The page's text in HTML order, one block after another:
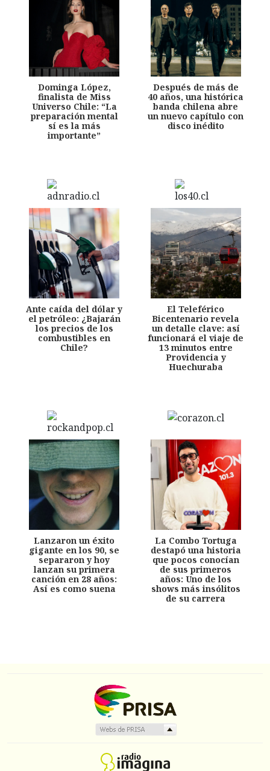
Dominga López,
finalista de Miss
Universo Chile: “La
preparación mental
sí es la más
importante”
Después de más de
40 años, una histórica
banda chilena abre
un nuevo capítulo con
disco inédito
Ante caída del dólar y
el petróleo: ¿Bajarán
los precios de los
combustibles en
Chile?
El Teleférico
Bicentenario revela
un detalle clave: así
funcionará el viaje de
13 minutos entre
Providencia y
Huechuraba
Lanzaron un éxito
gigante en los 90, se
separaron y hoy
lanzan su primera
canción en 28 años:
Así es como suena
La Combo Tortuga
destapó una historia
que pocos conocían
de sus primeros
años: Uno de los
shows más insólitos
de su carrera